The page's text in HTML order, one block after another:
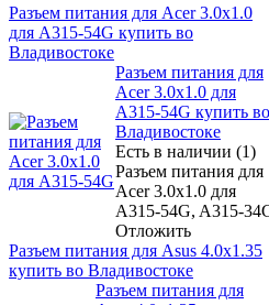
Разъем питания для Acer 3.0x1.0
для A315-54G купить во
Владивостоке
Разъем питания для
Acer 3.0x1.0 для
A315-54G купить во
Владивостоке
Есть в наличии (1)
Разъем питания для
Acer 3.0x1.0 для
A315-54G, A315-
Отложить
Разъем питания для Asus 4.0x1.35
купить во Владивостоке
Разъем питания для